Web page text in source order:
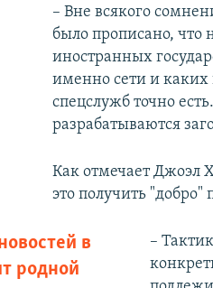
– Вне всякого
было прописано, что
иностранных
именно сети и каких
спецслужб точно
разрабатываются
Как отмечает Джоэл
это получить "добро"
в
родной
–